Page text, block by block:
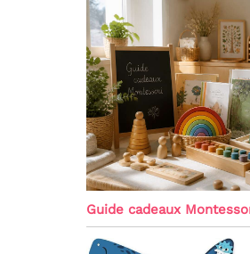
Guide cadeaux